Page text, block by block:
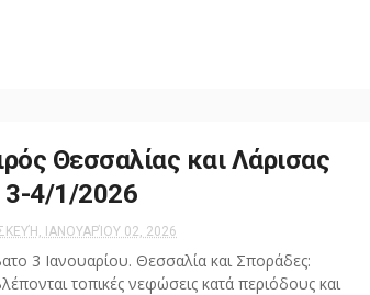
Θεσσαλίας και Λάρισας
3-4/1/2026
ΙΑΝΟΥΑΡΊΟΥ 02, 2026
3 Ιανουαρίου. Θεσσαλία και Σποράδες:
τοπικές νεφώσεις κατά περιόδους και